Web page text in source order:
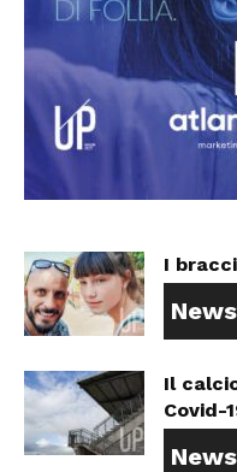
I
Il
Covid-